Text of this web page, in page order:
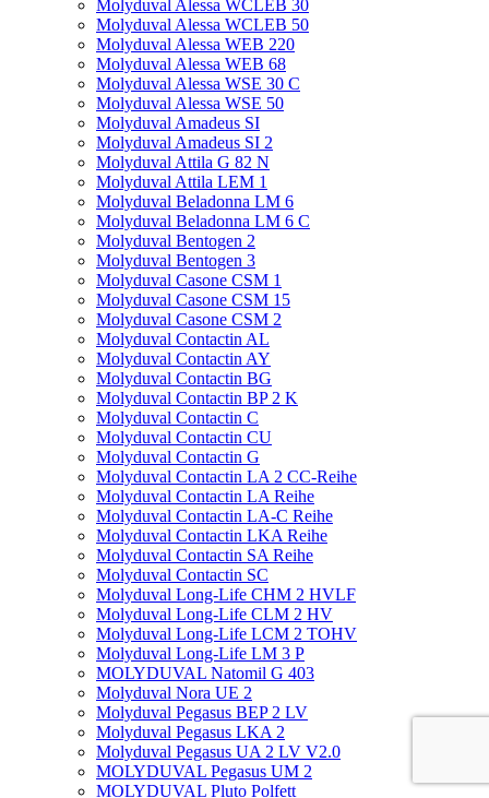
Molyduval Alessa WCLEB 30
Molyduval Alessa WCLEB 50
Molyduval Alessa WEB 220
Molyduval Alessa WEB 68
Molyduval Alessa WSE 30 C
Molyduval Alessa WSE 50
Molyduval Amadeus SI
Molyduval Amadeus SI 2
Molyduval Attila G 82 N
Molyduval Attila LEM 1
Molyduval Beladonna LM 6
Molyduval Beladonna LM 6 C
Molyduval Bentogen 2
Molyduval Bentogen 3
Molyduval Casone CSM 1
Molyduval Casone CSM 15
Molyduval Casone CSM 2
Molyduval Contactin AL
Molyduval Contactin AY
Molyduval Contactin BG
Molyduval Contactin BP 2 K
Molyduval Contactin C
Molyduval Contactin CU
Molyduval Contactin G
Molyduval Contactin LA 2 CC-Reihe
Molyduval Contactin LA Reihe
Molyduval Contactin LA-C Reihe
Molyduval Contactin LKA Reihe
Molyduval Contactin SA Reihe
Molyduval Contactin SC
Molyduval Long-Life CHM 2 HVLF
Molyduval Long-Life CLM 2 HV
Molyduval Long-Life LCM 2 TOHV
Molyduval Long-Life LM 3 P
MOLYDUVAL Natomil G 403
Molyduval Nora UE 2
Molyduval Pegasus BEP 2 LV
Molyduval Pegasus LKA 2
Molyduval Pegasus UA 2 LV V2.0
MOLYDUVAL Pegasus UM 2
MOLYDUVAL Pluto Polfett